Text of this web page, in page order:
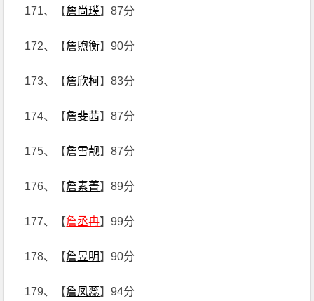
171、【詹尚璞】87分
172、【詹煦衡】90分
173、【詹欣柯】83分
174、【詹斐茜】87分
175、【詹雪靓】87分
176、【詹素菁】89分
177、【詹丞冉】99分
178、【詹昱明】90分
179、【詹凤蕊】94分